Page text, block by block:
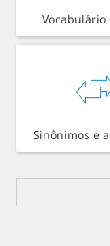
Vocabulário
Sinônimos e